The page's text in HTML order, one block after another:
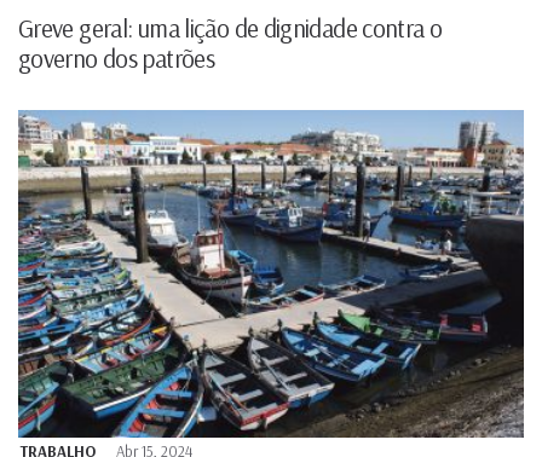
Greve geral: uma lição de dignidade contra o
governo dos patrões
TRABALHO Abr 15, 2024